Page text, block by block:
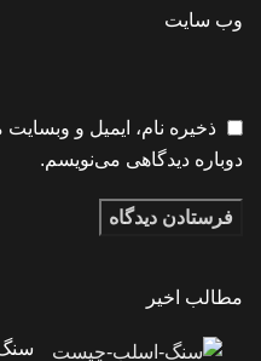
وب‌ سایت
ذخیره نام، ایمیل و
دوباره دیدگاهی می‌نویسم.
مطالب اخیر